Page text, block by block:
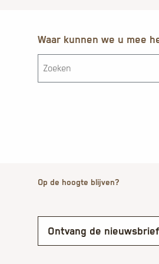
Waar kunnen we u mee
Op de hoogte blijven?
Ontvang de nieuwsbrief